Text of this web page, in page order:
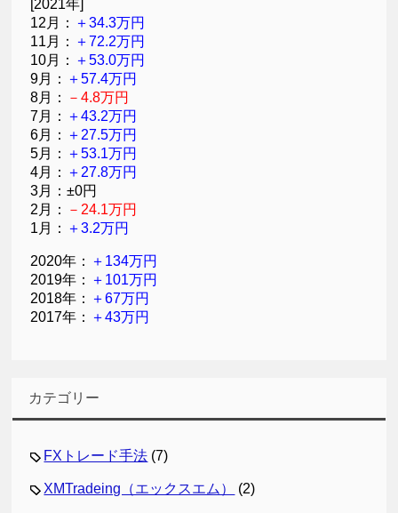
[2021年]
12月： ＋34.3万円
11月： ＋72.2万円
10月： ＋53.0万円
9月： ＋57.4万円
8月：
－4.8万円
7月： ＋43.2万円
6月： ＋27.5万円
5月： ＋53.1万円
4月： ＋27.8万円
3月：±0円
2月：
－24.1万円
1月： ＋3.2万円
2020年： ＋134万円
2019年： ＋101万円
2018年： ＋67万円
2017年： ＋43万円
カテゴリー
FXトレード手法 (7)
XMTradeing（エックスエム） (2)